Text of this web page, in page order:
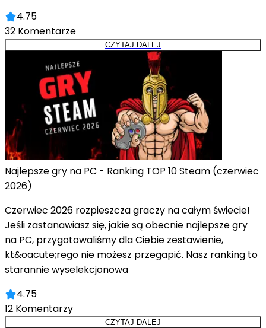
4.75
32 Komentarze
CZYTAJ DALEJ
Najlepsze gry na PC - Ranking TOP 10 Steam (czerwiec
2026)
Czerwiec 2026 rozpieszcza graczy na całym świecie!
Jeśli zastanawiasz się, jakie są obecnie najlepsze gry
na PC, przygotowaliśmy dla Ciebie zestawienie,
kt&oacute;rego nie możesz przegapić. Nasz ranking to
starannie wyselekcjonowa
4.75
12 Komentarzy
CZYTAJ DALEJ